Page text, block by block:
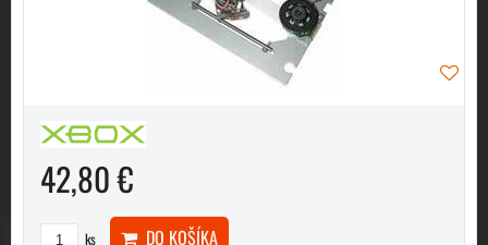
42,80 €
ks DO KOŠÍKA